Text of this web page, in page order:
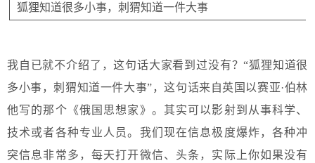
狐狸知道很多小事，刺猬知道一件大事
我自已就不介绍了，这句话大家看到过没有？“狐狸知道很
多小事，刺猬知道一件大事”，这句话来自英国以赛亚·伯林
他写的那个《俄国思想家》。其实可以影射到从事科学、
技术或者各种专业人员。我们现在信息极度爆炸，各种冲
突信息非常多，每天打开微信、头条，实际上你如果没有